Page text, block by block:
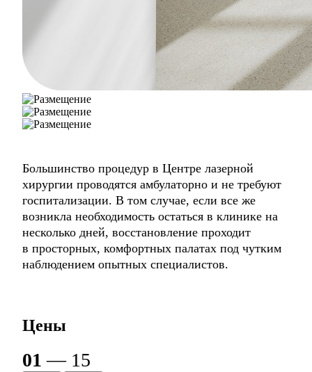
Большинство процедур в Центре лазерной
хирургии проводятся амбулаторно и не требуют
госпитализации. В том случае, если все же
возникла необходимость остаться в клинике на
несколько дней, восстановление проходит
в просторных, комфортных палатах под чутким
наблюдением опытных специалистов.
Цены
01 — 15